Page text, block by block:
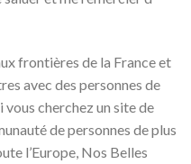
frontières de la France et
avec des personnes de
vous cherchez un site de
de personnes de plus
l’Europe, Nos Belles